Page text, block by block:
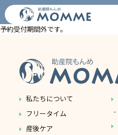
コ
ン
テ
予約受付期間外です。
私たちについて
フリータイム
産後ケア